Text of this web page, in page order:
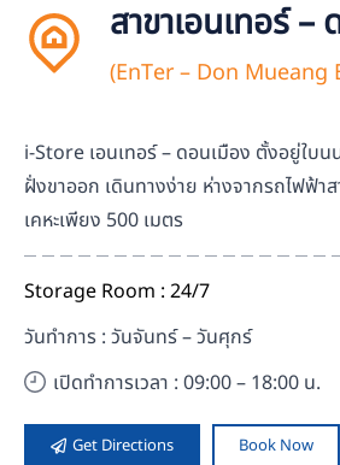
สาขาเอนเทอร์ –
(EnTer – Don Mueang
i-Store เอนเทอร์ – ดอนเมือง ตั้งอยู่ใบ
ฝั่งขาออก เดินทางง่าย ห่างจากรถไฟฟ้า
เคหะเพียง 500 เมตร
Storage Room : 24/7
วันทำการ : วันจันทร์ – วันศุกร์
เปิดทำการเวลา : 09:00 – 18:00 น.
Get Directions Book Now